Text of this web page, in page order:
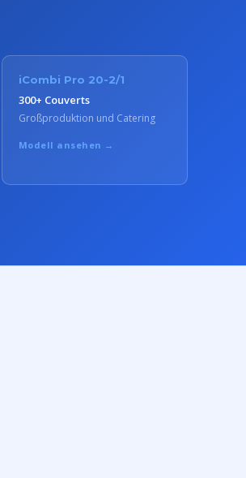
iCombi Pro 20-2/1
300+ Couverts
Großproduktion und Catering
Modell ansehen →